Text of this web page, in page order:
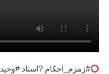
#زمزم_احکام ?استاد #وحیدپور